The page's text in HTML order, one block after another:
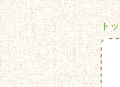
ト